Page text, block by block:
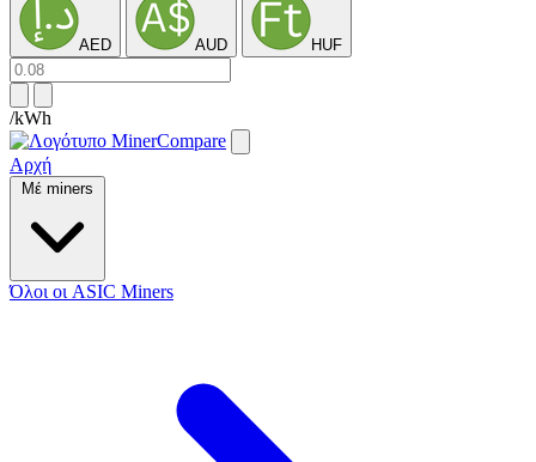
AED AUD HUF
/kWh
Αρχή
Μέ miners
Όλοι οι ASIC Miners